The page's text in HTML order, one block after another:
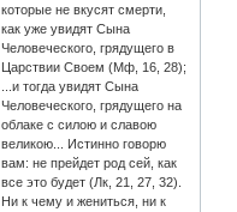
которые не вкусят смерти,
как уже увидят Сына
Человеческого, грядущего в
Царствии Своем (Мф, 16, 28);
...и тогда увидят Сына
Человеческого, грядущего на
облаке с силою и славою
великою... Истинно говорю
вам: не прейдет род сей, как
все это будет (Лк, 21, 27, 32).
Ни к чему и жениться, ни к